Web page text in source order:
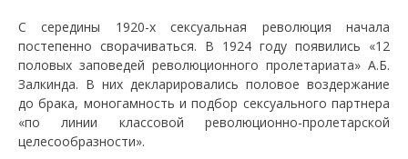
С середины 1920-х сексуальная революция начала
постепенно сворачиваться. В 1924 году появились «12
половых заповедей революционного пролетариата» А.Б.
Залкинда. В них декларировались половое воздержание
до брака, моногамность и подбор сексуального партнера
«по линии классовой революционно-пролетарской
целесообразности».